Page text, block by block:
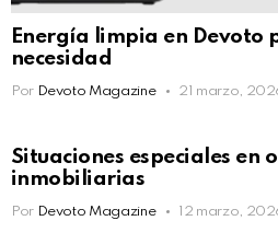
Energía limpia en Devoto
necesidad
Por Devoto Magazine 21 marzo,
Situaciones especiales en
inmobiliarias
Por Devoto Magazine 12 marzo,